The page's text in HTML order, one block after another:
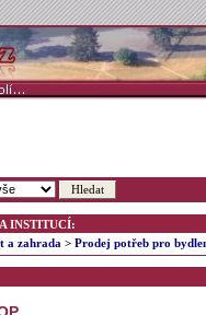
INSTITUCÍ:
a zahrada > Prodej potřeb pro